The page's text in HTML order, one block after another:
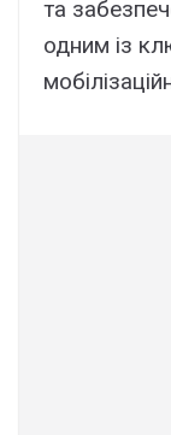
та
одним із